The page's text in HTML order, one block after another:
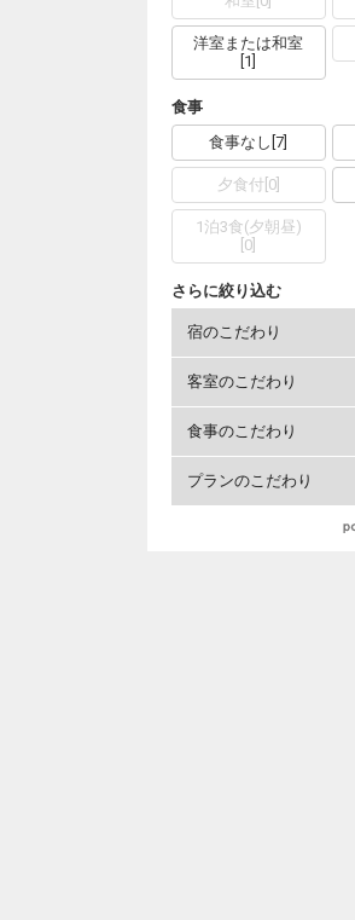
洋室または和室
1
食事
食事なし [7
夕食付 0]
1泊3食(夕朝昼)
0
さらに絞り込む
宿のこだわり
客室のこだわり
食事のこだわり
プランのこだわり